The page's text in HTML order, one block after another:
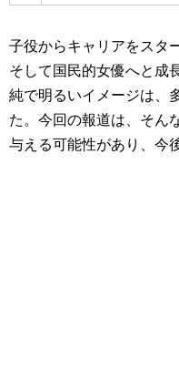
子役からキャリアをスタ
そして国民的女優へと成
純で明るいイメージは、
た。今回の報道は、そん
与える可能性があり、今